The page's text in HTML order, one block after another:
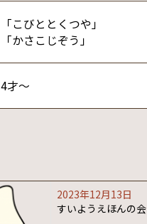
「こびととくつや」
「かさこじぞう」
4才～
2023年12月13日
すいようえほんの会